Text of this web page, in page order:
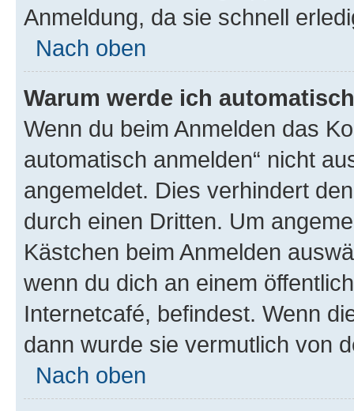
Anmeldung, da sie schnell
Nach oben
Warum werde ich
Wenn du beim Anmelden das
automatisch anmelden“ nicht
angemeldet. Dies verhindert
durch einen Dritten. Um
Kästchen beim Anmelden
wenn du dich an einem
Internetcafé, befindest. Wenn
dann wurde sie vermutlich von
Nach oben